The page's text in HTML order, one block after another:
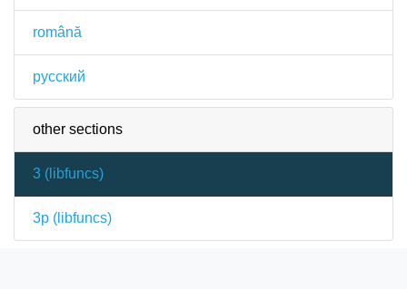
română
русский
other sections
3 ( libfuncs)
3p ( libfuncs)